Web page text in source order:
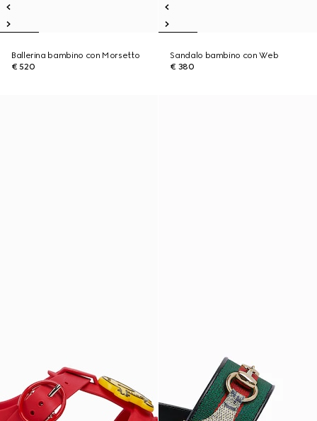
Ballerina bambino con Morsetto
€ 520
Sandalo bambino con Web
€ 380